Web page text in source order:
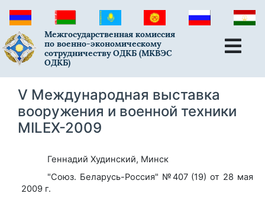
Межгосударственная комиссия
по военно-экономическому
сотрудничеству ОДКБ (МКВЭС
ОДКБ)
V Международная выставка
вооружения и военной техники
MILEX-2009
Геннадий Худинский, Минск
"Союз. Беларусь-Россия" №407 (19) от 28 мая
2009 г.